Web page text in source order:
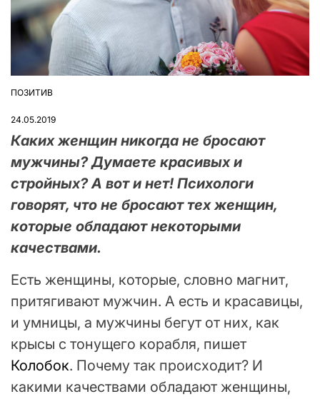
ОПУБЛІКУВАТИ
ПОЗИТИВ
24.05.2019
Каких женщин никогда не бросают
мужчины? Думаете красивых и
стройных? А вот и нет! Психологи
говорят, что не бросают тех женщин,
которые обладают некоторыми
качествами.
Есть женщины, которые, словно магнит,
притягивают мужчин. А есть и красавицы,
и умницы, а мужчины бегут от них, как
крысы с тонущего корабля, пишет
Колобок. Почему так происходит? И
какими качествами обладают женщины,